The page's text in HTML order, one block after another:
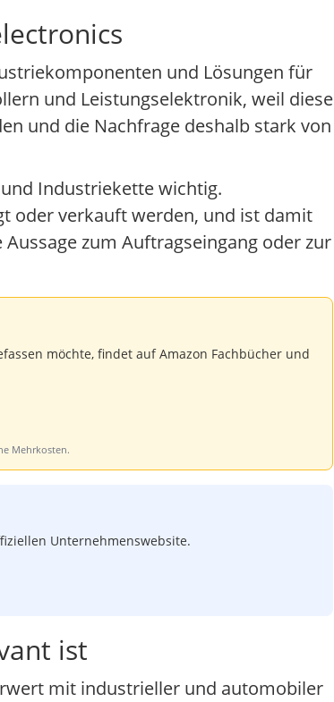
und Lösungen für
und Leistungselektronik, weil diese
und die Nachfrage deshalb stark von
Industriekette wichtig.
oder verkauft werden, und ist damit
zum Auftragseingang oder zur
möchte, findet auf Amazon Fachbücher und
Mehrkosten.
Unternehmenswebsite.
ist
mit industrieller und automobiler